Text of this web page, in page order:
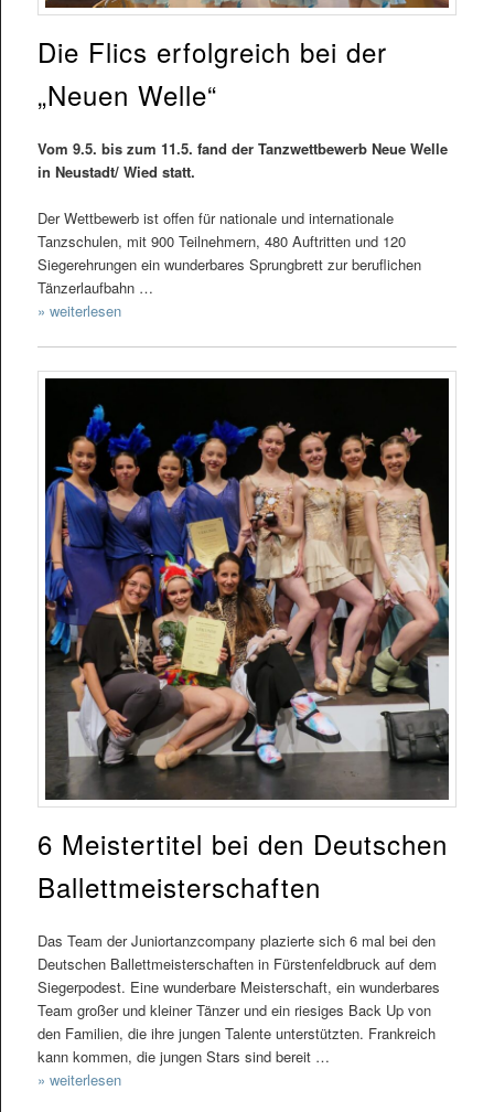
Die Flics erfolgreich bei der
„Neuen Welle“
Vom 9.5. bis zum 11.5. fand der Tanzwettbewerb Neue Welle
in Neustadt/ Wied statt.
Der Wettbewerb ist offen für nationale und internationale
Tanzschulen, mit 900 Teilnehmern, 480 Auftritten und 120
Siegerehrungen ein wunderbares Sprungbrett zur beruflichen
Tänzerlaufbahn …
» weiterlesen
6 Meistertitel bei den Deutschen
Ballettmeisterschaften
Das Team der Juniortanzcompany plazierte sich 6 mal bei den
Deutschen Ballettmeisterschaften in Fürstenfeldbruck auf dem
Siegerpodest. Eine wunderbare Meisterschaft, ein wunderbares
Team großer und kleiner Tänzer und ein riesiges Back Up von
den Familien, die ihre jungen Talente unterstützten. Frankreich
kann kommen, die jungen Stars sind bereit …
» weiterlesen